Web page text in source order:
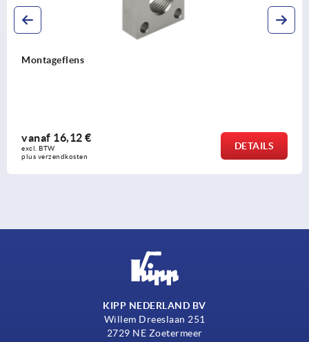
Montageflens
vanaf 16,12 €
excl. BTW
plus verzendkosten
DETAILS
KIPP NEDERLAND BV
Willem Dreeslaan 251
2729 NE Zoetermeer